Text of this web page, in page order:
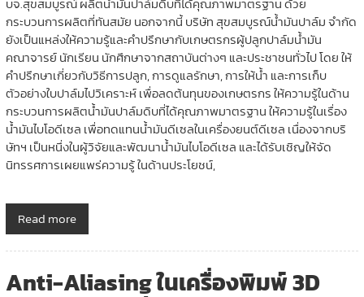
บจ.สุขสมบูรณ์ ผลิตน้ำมันปาล์มดิบที่ได้คุณภาพมาตรฐาน ด้วย
กระบวนการผลิตที่ทันสมัย นอกจากนี้ บริษัท สุขสมบูรณ์น้ำมันปาล์ม จำกัด
ยังเป็นแหล่งให้ความรู้และคำปรึกษากับเกษตรกรผู้ปลูกปาล์มน้ำมัน
คณาจารย์ นักเรียน นักศึกษาจากสถาบันต่างๆ และประชาชนทั่วไป โดย ให้
คำปรึกษาเกี่ยวกับวิธีการปลูก, การดูแลรักษา, การให้น้ำ และการเก็บ
ตัวอย่างใบปาล์มไปวิเคราะห์ เพื่อลดต้นทุนของเกษตรกร ให้ความรู้ในด้าน
กระบวนการผลิตน้ำมันปาล์มดิบที่ได้คุณภาพมาตรฐาน ให้ความรู้ในเรื่อง
น้ำมันไบโอดีเซล เพื่อทดแทนน้ำมันดีเซลในเครื่องยนต์ดีเซล เนื่องจากบริ
ษัทฯ เป็นหนึ่งในผู้วิจัยและพัฒนาน้ำมันไบโอดีเซล และได้รับเชิญให้จัด
นิทรรศการเผยแพร่ความรู้ ในด้านประโยชน์,
Read more
Anti-Aliasing ในเครื่องพิมพ์ 3D